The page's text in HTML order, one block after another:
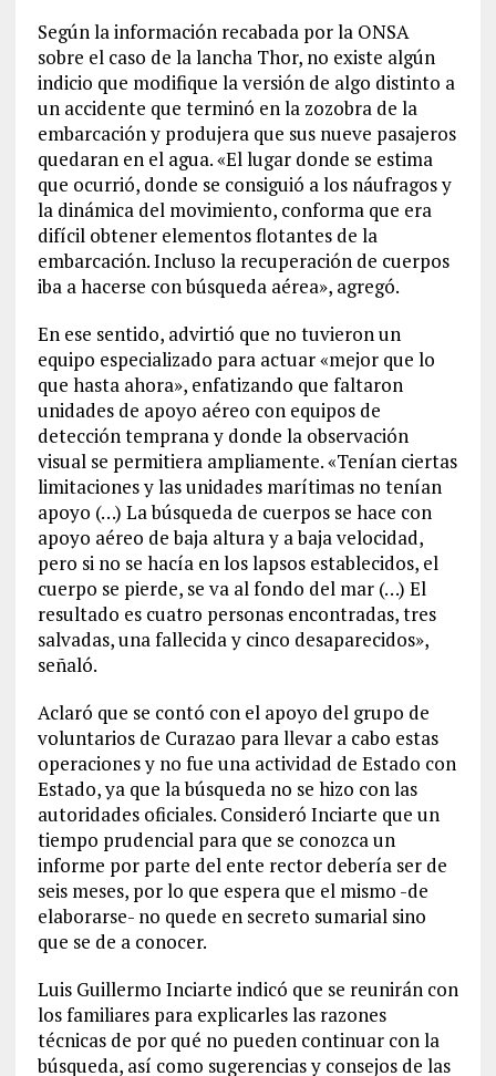
Según la información recabada por la ONSA
sobre el caso de la lancha Thor, no existe algún
indicio que modifique la versión de algo distinto a
un accidente que terminó en la zozobra de la
embarcación y produjera que sus nueve pasajeros
quedaran en el agua. «El lugar donde se estima
que ocurrió, donde se consiguió a los náufragos y
la dinámica del movimiento, conforma que era
difícil obtener elementos flotantes de la
embarcación. Incluso la recuperación de cuerpos
iba a hacerse con búsqueda aérea», agregó.
En ese sentido, advirtió que no tuvieron un
equipo especializado para actuar «mejor que lo
que hasta ahora», enfatizando que faltaron
unidades de apoyo aéreo con equipos de
detección temprana y donde la observación
visual se permitiera ampliamente. «Tenían ciertas
limitaciones y las unidades marítimas no tenían
apoyo (…) La búsqueda de cuerpos se hace con
apoyo aéreo de baja altura y a baja velocidad,
pero si no se hacía en los lapsos establecidos, el
cuerpo se pierde, se va al fondo del mar (…) El
resultado es cuatro personas encontradas, tres
salvadas, una fallecida y cinco desaparecidos»,
señaló.
Aclaró que se contó con el apoyo del grupo de
voluntarios de Curazao para llevar a cabo estas
operaciones y no fue una actividad de Estado con
Estado, ya que la búsqueda no se hizo con las
autoridades oficiales. Consideró Inciarte que un
tiempo prudencial para que se conozca un
informe por parte del ente rector debería ser de
seis meses, por lo que espera que el mismo -de
elaborarse- no quede en secreto sumarial sino
que se de a conocer.
Luis Guillermo Inciarte indicó que se reunirán con
los familiares para explicarles las razones
técnicas de por qué no pueden continuar con la
búsqueda, así como sugerencias y consejos de las